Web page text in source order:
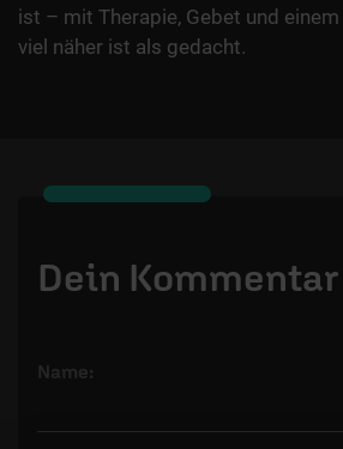
ist – mit Therapie, Gebet und
viel näher ist als gedacht.
Dein Kommentar
Name: